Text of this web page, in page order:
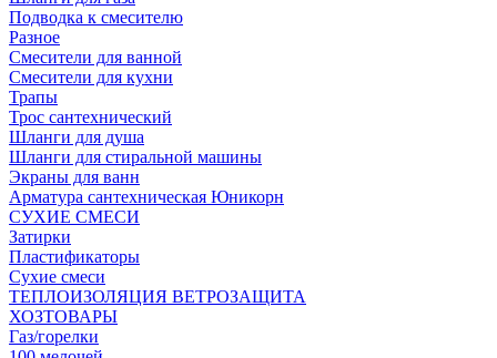
Подводка к смесителю
Разное
Смесители для ванной
Смесители для кухни
Трапы
Трос сантехнический
Шланги для душа
Шланги для стиральной машины
Экраны для ванн
Арматура сантехническая Юникорн
СУХИЕ СМЕСИ
Затирки
Пластификаторы
Сухие смеси
ТЕПЛОИЗОЛЯЦИЯ ВЕТРОЗАЩИТА
ХОЗТОВАРЫ
Газ/горелки